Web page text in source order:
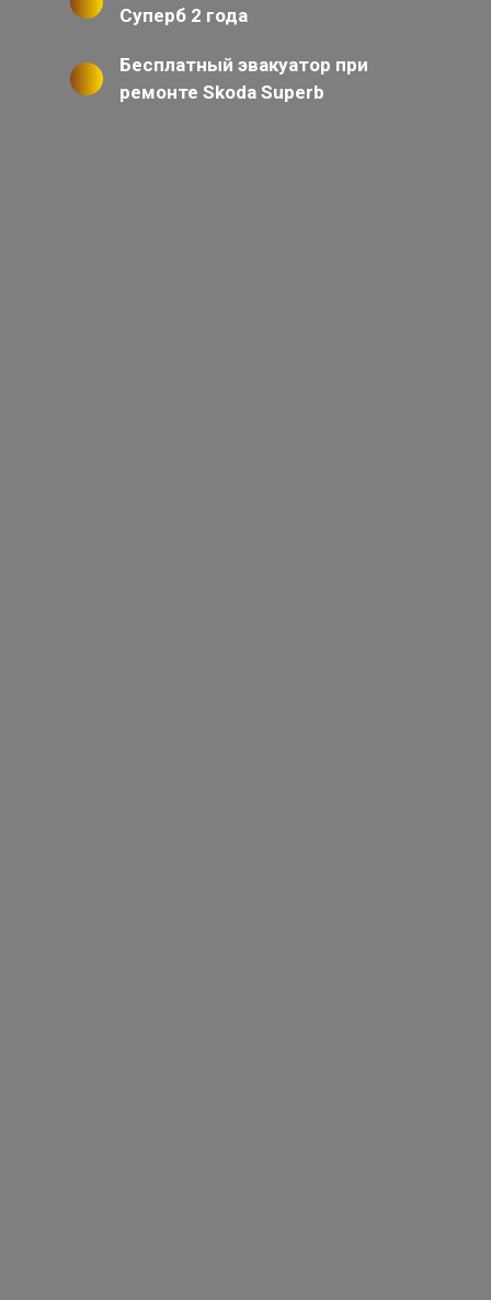
Суперб 2 года
Бесплатный эвакуатор при
ремонте Skoda Superb